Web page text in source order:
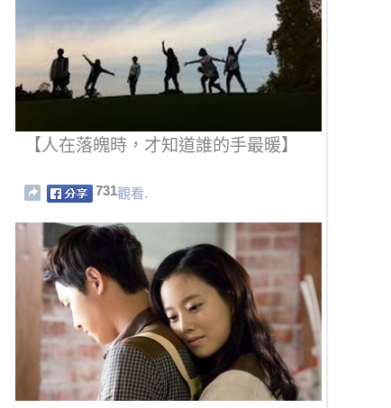
【人在落魄時，才知道誰的手最暖】
731觀看.